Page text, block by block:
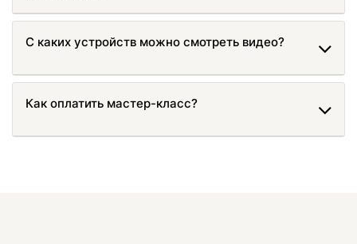
С каких устройств можно смотреть видео?
Как оплатить мастер-класс?